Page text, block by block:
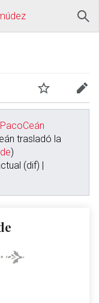
PacoCeán
trasladó la
)
(dif) |